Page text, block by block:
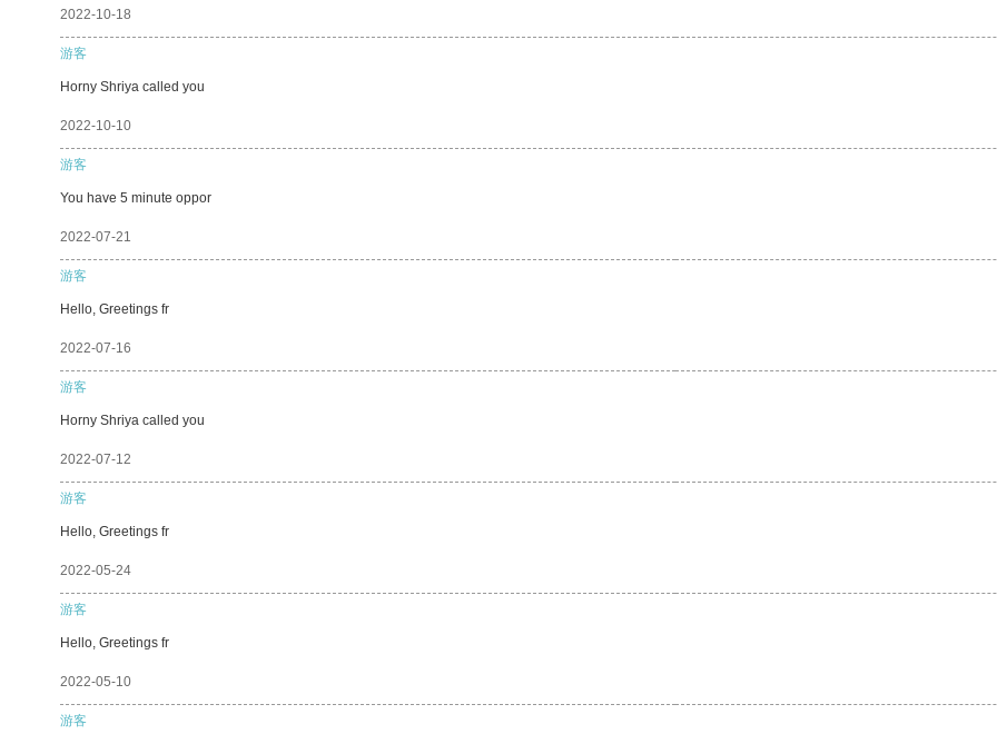
2022-10-18
游客
Horny Shriya called you
2022-10-10
游客
You have 5 minute oppor
2022-07-21
游客
Hello, Greetings fr
2022-07-16
游客
Horny Shriya called you
2022-07-12
游客
Hello, Greetings fr
2022-05-24
游客
Hello, Greetings fr
2022-05-10
游客